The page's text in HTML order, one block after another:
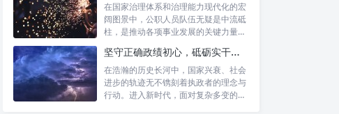
在国家治理体系和治理能力现代化的宏
阔图景中，公职人员队伍无疑是中流砥
柱，是推动各项事业发展的关键力量。
坚守正确政绩初心，砥砺实干担当精神：新时代高质量发展的核心引擎
在浩瀚的历史长河中，国家兴衰、社会
进步的轨迹无不镌刻着执政者的理念与
行动。进入新时代，面对复杂多变的国